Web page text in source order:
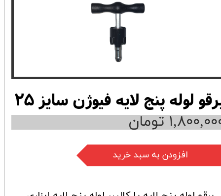
لوله پنج لایه فیوژن سایز 25
تومان
افزودن به سبد خرید